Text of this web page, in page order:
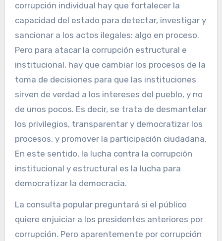
corrupción individual hay que fortalecer la
capacidad del estado para detectar, investigar y
sancionar a los actos ilegales: algo en proceso.
Pero para atacar la corrupción estructural e
institucional, hay que cambiar los procesos de la
toma de decisiones para que las instituciones
sirven de verdad a los intereses del pueblo, y no
de unos pocos. Es decir, se trata de desmantelar
los privilegios, transparentar y democratizar los
procesos, y promover la participación ciudadana.
En este sentido, la lucha contra la corrupción
institucional y estructural es la lucha para
democratizar la democracia.
La consulta popular preguntará si el público
quiere enjuiciar a los presidentes anteriores por
corrupción. Pero aparentemente por corrupción